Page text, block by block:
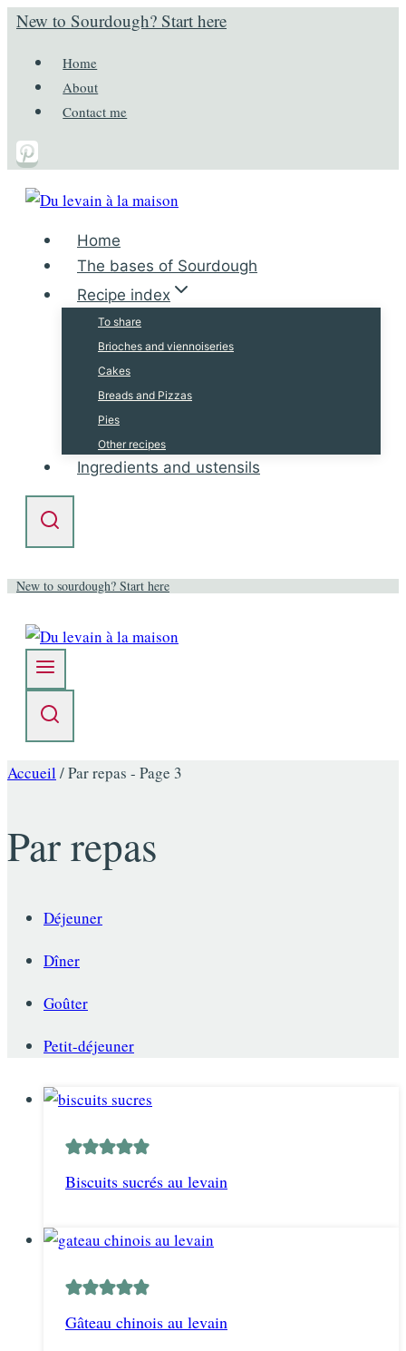
Aller
contenu
New to Sourdough? Start here
Home
About
Contact me
Home
The bases of Sourdough
Recipe index
To share
Brioches and viennoiseries
Cakes
Breads and Pizzas
Pies
Other recipes
Ingredients and ustensils
New to sourdough? Start here
Accueil /Par repas - Page 3
Par repas
Déjeuner
Dîner
Goûter
Petit-déjeuner
Biscuits sucrés au levain
Gâteau chinois au levain